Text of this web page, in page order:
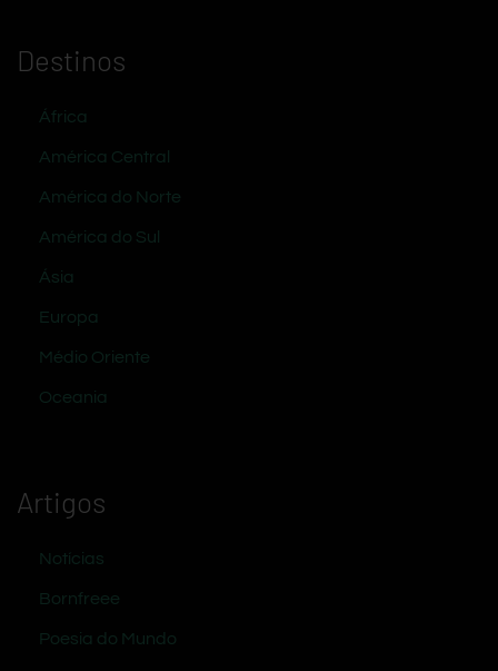
Destinos
África
América Central
América do Norte
América do Sul
Ásia
Europa
Médio Oriente
Oceania
Artigos
Notícias
Bornfreee
Poesia do Mundo